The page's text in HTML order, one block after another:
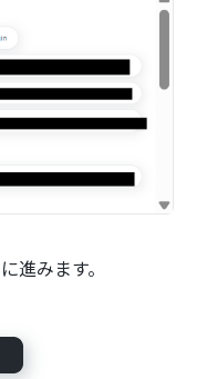
進みます。